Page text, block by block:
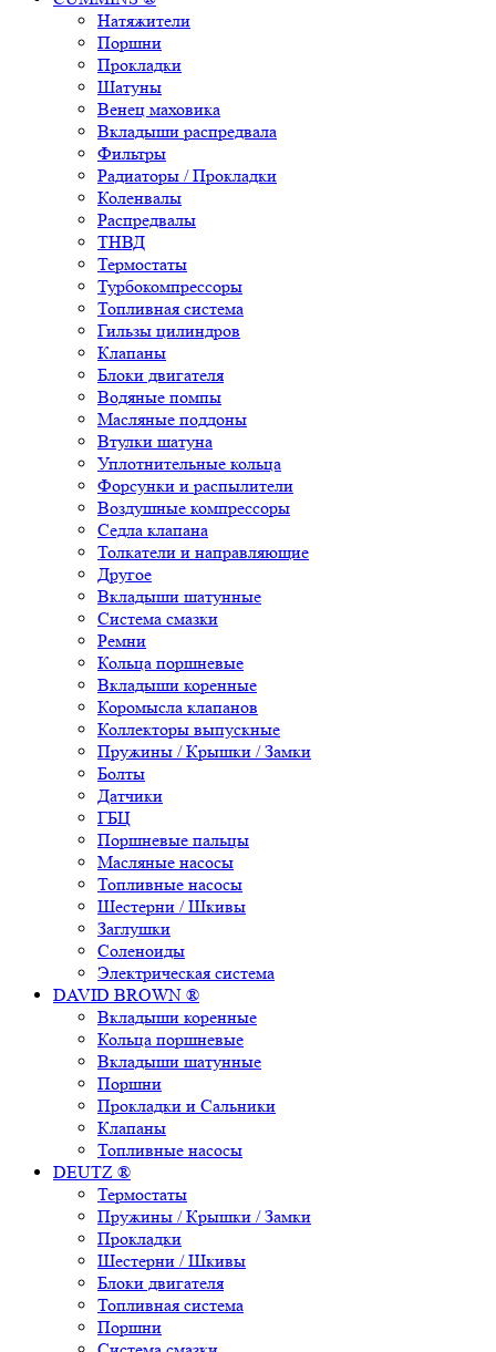
Натяжители
Поршни
Прокладки
Шатуны
Венец маховика
Вкладыши распредвала
Фильтры
Радиаторы / Прокладки
Коленвалы
Распредвалы
ТНВД
Термостаты
Турбокомпрессоры
Топливная система
Гильзы цилиндров
Клапаны
Блоки двигателя
Водяные помпы
Масляные поддоны
Втулки шатуна
Уплотнительные кольца
Форсунки и распылители
Воздушные компрессоры
Седла клапана
Толкатели и направляющие
Другое
Вкладыши шатунные
Система смазки
Ремни
Кольца поршневые
Вкладыши коренные
Коромысла клапанов
Коллекторы выпускные
Пружины / Крышки / Замки
Болты
Датчики
ГБЦ
Поршневые пальцы
Масляные насосы
Топливные насосы
Шестерни / Шкивы
Заглушки
Соленоиды
Электрическая система
DAVID BROWN ®
Вкладыши коренные
Кольца поршневые
Вкладыши шатунные
Поршни
Прокладки и Сальники
Клапаны
Топливные насосы
DEUTZ ®
Термостаты
Пружины / Крышки / Замки
Прокладки
Шестерни / Шкивы
Блоки двигателя
Топливная система
Поршни